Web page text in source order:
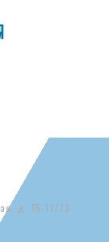
д. 15-17/73